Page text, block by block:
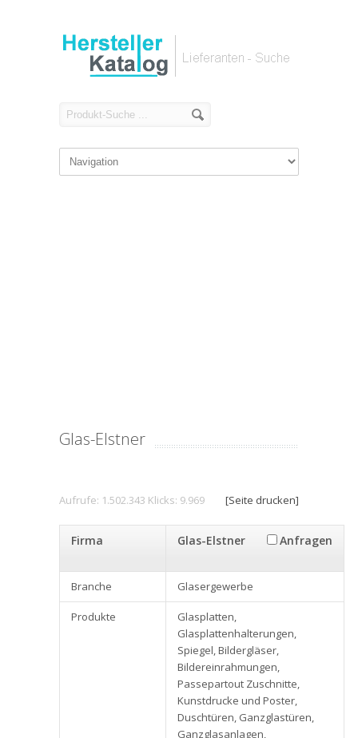
Glas-Elstner
Aufrufe: 1.502.343 Klicks: 9.969 [Seite drucken]
Firma Glas-Elstner Anfragen
Branche Glasergewerbe
Produkte
Glasplatten,
Glasplattenhalterungen,
Spiegel, Bildergläser,
Bildereinrahmungen,
Passepartout Zuschnitte,
Kunstdrucke und Poster,
Duschtüren, Ganzglastüren,
Ganzglasanlagen,